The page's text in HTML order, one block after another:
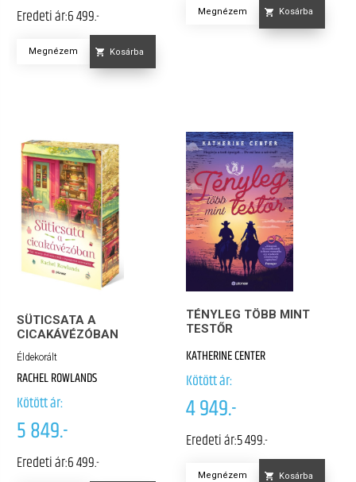
Eredeti ár:6 499.-
Megnézem Kosárba
Megnézem Kosárba
SÜTICSATA A
CICAKÁVÉZÓBAN
Éldekorált
RACHEL ROWLANDS
Kötött ár:
5 849.-
Eredeti ár:6 499.-
TÉNYLEG TÖBB MINT
TESTŐR
KATHERINE CENTER
Kötött ár:
4 949.-
Eredeti ár:5 499.-
Megnézem Kosárba